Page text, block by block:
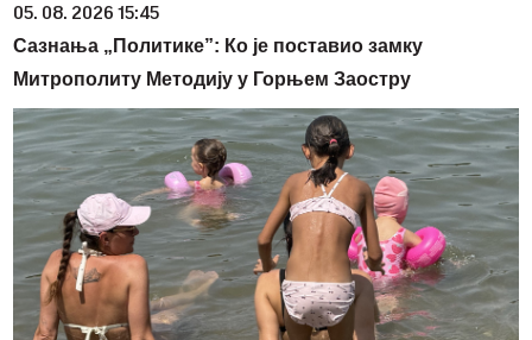
05. 08. 2026 15:45
Сазнања „Политике”: Ко је поставио замку
Митрополиту Методију у Горњем Заостру